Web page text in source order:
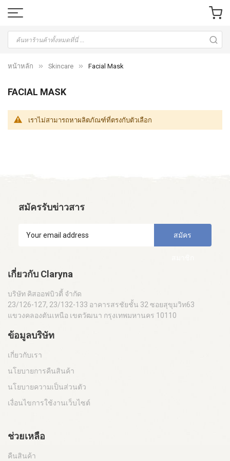
หน้าหลัก Skincare Facial Mask
FACIAL MASK
เราไม่สามารถหาผลิตภัณฑ์ที่ตรงกับตัวเลือก
สมัครรับข่าวสาร
สมัคร
เกี่ยวกับ Claryna
บริษัท คิสออฟบิวตี้ จำกัด
23/126-127, 23/132-133 อาคารสรชัยชั้น 32 ซอยสุขุมวิท63
แขวงคลองตันเหนือ เขตวัฒนา กรุงเทพมหานคร 10110
ข้อมูลบริษัท
เกี่ยวกับเรา
นโยบายการคืนสินค้า
นโยบายความเป็นส่วนตัว
เงื่อนไขการใช้งานเว็บไซต์
ช่วยเหลือ
คืนสินค้า